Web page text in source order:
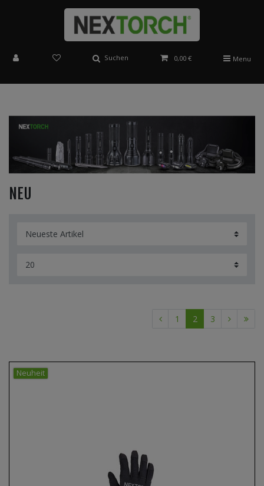
Suchen 0,00 € Menu
NEU
1 2 3
Neuheit